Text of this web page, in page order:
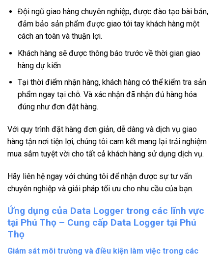
Đội ngũ giao hàng chuyên nghiệp, được đào tạo bài bản,
đảm bảo sản phẩm được giao tới tay khách hàng một
cách an toàn và thuận lợi.
Khách hàng sẽ được thông báo trước về thời gian giao
hàng dự kiến
Tại thời điểm nhận hàng, khách hàng có thể kiểm tra sản
phẩm ngay tại chỗ. Và xác nhận đã nhận đủ hàng hóa
đúng như đơn đặt hàng.
Với quy trình đặt hàng đơn giản, dễ dàng và dịch vụ giao
hàng tận nơi tiện lợi, chúng tôi cam kết mang lại trải nghiệm
mua sắm tuyệt vời cho tất cả khách hàng sử dụng dịch vụ.
Hãy liên hệ ngay với chúng tôi để nhận được sự tư vấn
chuyên nghiệp và giải pháp tối ưu cho nhu cầu của bạn.
Ứng dụng của Data Logger trong các lĩnh vực
tại Phú Thọ – Cung cấp Data Logger tại Phú
Thọ
Giám sát môi trường và điều kiện làm việc trong các